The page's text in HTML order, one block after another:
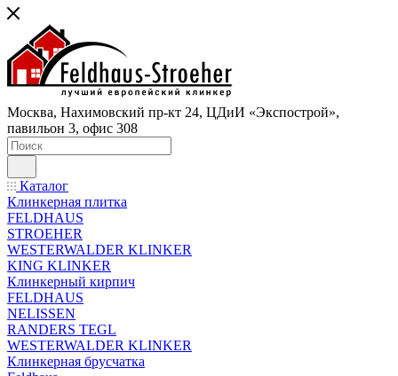
Москва, Нахимовский пр-кт 24, ЦДиИ «Экспострой»,
павильон 3, офис 308
Каталог
Клинкерная плитка
FELDHAUS
STROEHER
WESTERWALDER KLINKER
KING KLINKER
Клинкерный кирпич
FELDHAUS
NELISSEN
RANDERS TEGL
WESTERWALDER KLINKER
Клинкерная брусчатка